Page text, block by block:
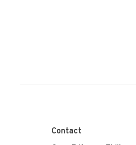
Contact